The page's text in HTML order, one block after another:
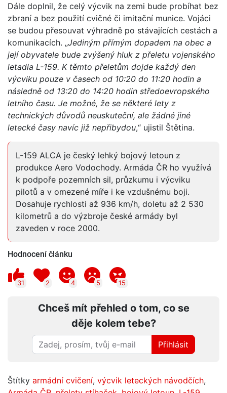
Dále doplnil, že celý výcvik na zemi bude probíhat bez
zbraní a bez použití cvičné či imitační munice. Vojáci
se budou přesouvat výhradně po stávajících cestách a
komunikacích. „Jediným přímým dopadem na obec a
její obyvatele bude zvýšený hluk z přeletu vojenského
letadla L-159. K těmto přeletům dojde každý den
výcviku pouze v časech od 10:20 do 11:20 hodin a
následně od 13:20 do 14:20 hodin středoevropského
letního času. Je možné, že se některé lety z
technických důvodů neuskuteční, ale žádné jiné
letecké časy navíc již nepřibydou,“ ujistil Štětina.
L-159 ALCA je český lehký bojový letoun z
produkce Aero Vodochody. Armáda ČR ho využívá
k podpoře pozemních sil, průzkumu i výcviku
pilotů a v omezené míře i ke vzdušnému boji.
Dosahuje rychlosti až 936 km/h, doletu až 2 530
kilometrů a do výzbroje české armády byl
zaveden v roce 2000.
Hodnocení článku
31 2 4 5 15
Chceš mít přehled o tom, co se
děje kolem tebe?
Přihlásit
Štítky armádní cvičení, výcvik leteckých návodčích,